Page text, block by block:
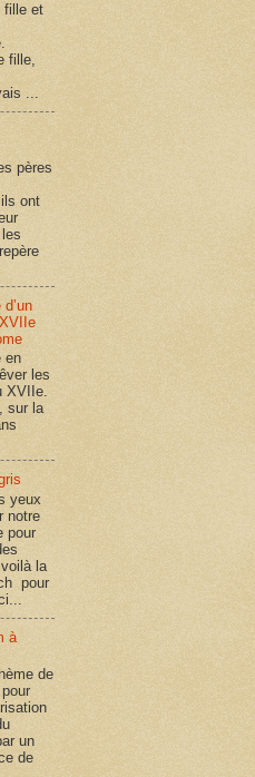
fille et
fille,
...
pères
ont
d’un
en
les
XVIIe.
sur la
yeux
notre
pour
la
pour
à
de
un
de